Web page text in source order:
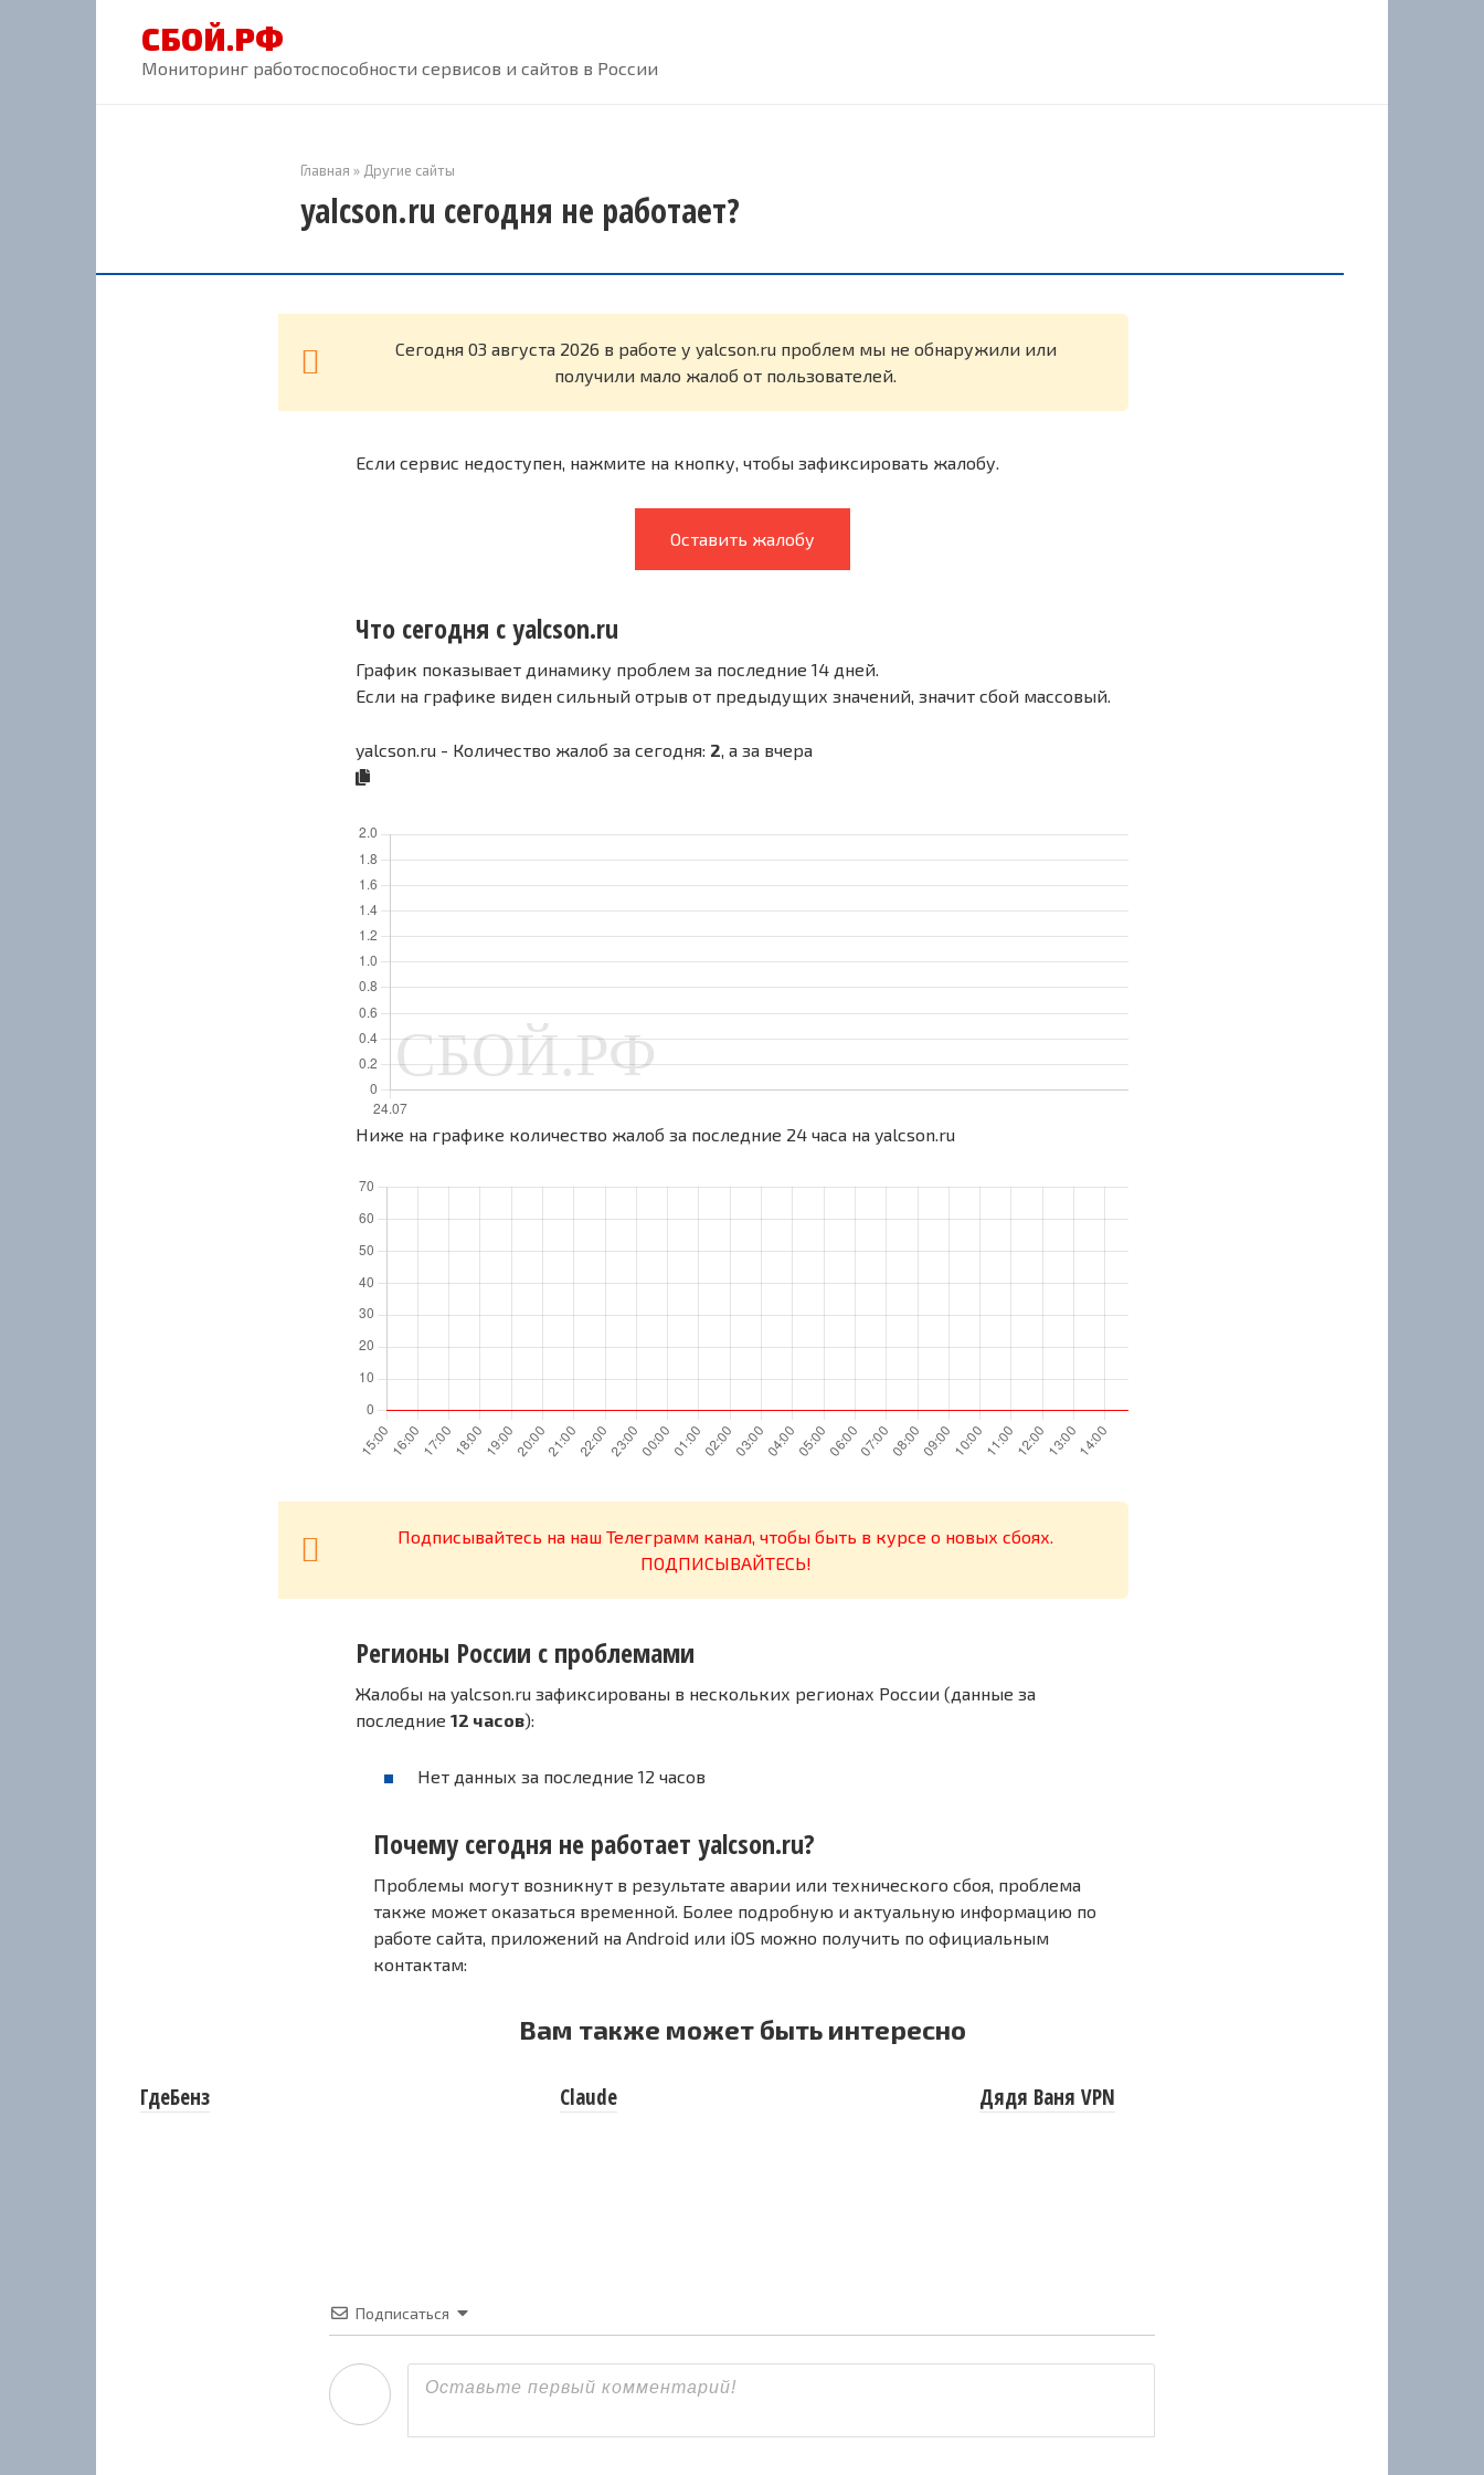
СБОЙ.РФ
Мониторинг работоспособности сервисов и сайтов в России
Главная » Другие сайты
yalcson.ru сегодня не работает?
Cегодня 03 августа 2026 в работе у yalcson.ru проблем мы не обнаружили или
получили мало жалоб от пользователей.
Если сервис недоступен, нажмите на кнопку, чтобы зафиксировать жалобу.
Оставить жалобу
Что сегодня с yalcson.ru
График показывает динамику проблем за последние 14 дней.
Если на графике виден сильный отрыв от предыдущих значений, значит сбой массовый.
yalcson.ru - Количество жалоб за сегодня: 2, а за вчера
Ниже на графике количество жалоб за последние 24 часа на yalcson.ru
Подписывайтесь на наш Телеграмм канал, чтобы быть в курсе о новых сбоях.
ПОДПИСЫВАЙТЕСЬ!
Регионы России с проблемами
Жалобы на yalcson.ru зафиксированы в нескольких регионах России (данные за
последние 12 часов):
Нет данных за последние 12 часов
Почему сегодня не работает yalcson.ru?
Проблемы могут возникнут в результате аварии или технического сбоя, проблема
также может оказаться временной. Более подробную и актуальную информацию по
работе сайта, приложений на Android или iOS можно получить по официальным
контактам:
Вам также может быть интересно
ГдеБенз Claude Дядя Ваня VPN
Подписаться